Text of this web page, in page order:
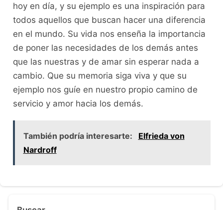
hoy en día, y su ejemplo es una inspiración para
todos aquellos que buscan hacer una diferencia
en el mundo. Su vida nos enseña la importancia
de poner las necesidades de los demás antes
que las nuestras y de amar sin esperar nada a
cambio. Que su memoria siga viva y que su
ejemplo nos guíe en nuestro propio camino de
servicio y amor hacia los demás.
También podría interesarte:
Elfrieda von
Nardroff